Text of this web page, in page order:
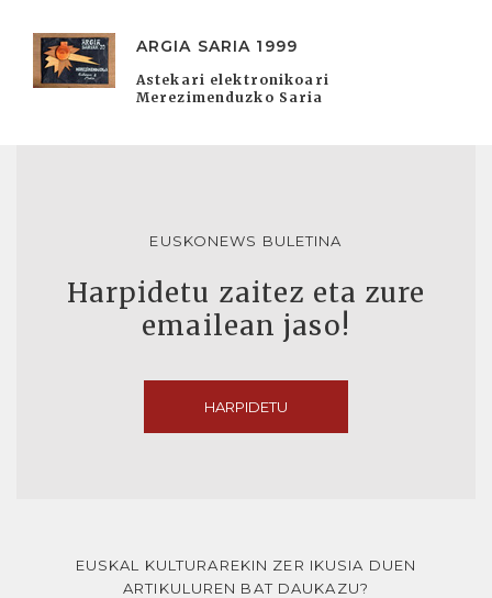
ARGIA SARIA 1999
Astekari elektronikoari
Merezimenduzko Saria
EUSKONEWS BULETINA
Harpidetu zaitez eta zure
emailean jaso!
HARPIDETU
EUSKAL KULTURAREKIN ZER IKUSIA DUEN
ARTIKULUREN BAT DAUKAZU?